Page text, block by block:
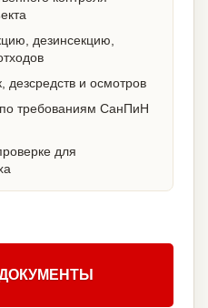
дезинсекцию,
дезсредств и осмотров
требованиям СанПиН
для